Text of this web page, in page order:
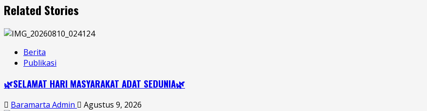
Related Stories
Berita
Publikasi
🌿SELAMAT HARI MASYARAKAT ADAT SEDUNIA🌿
Baramarta Admin Agustus 9, 2026